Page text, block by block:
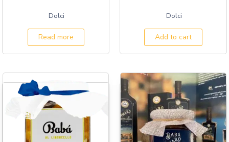
Dolci
Read more
Dolci
Add to cart